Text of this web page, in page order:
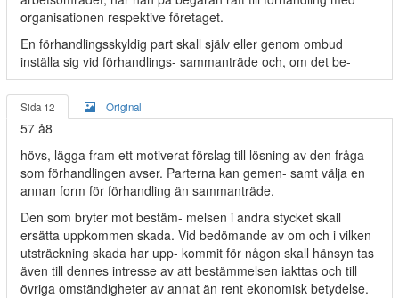
organisationen respektive företaget.
En förhandlingsskyldig part skall själv eller genom ombud
inställa sig vid förhandlings- sammanträde och, om det be-
Sida 12 Original
57 å8
hövs, lägga fram ett motiverat förslag till lösning av den fråga
som förhandlingen avser. Parterna kan gemen- samt välja en
annan form för förhandling än sammanträde.
Den som bryter mot bestäm- melsen i andra stycket skall
ersätta uppkommen skada. Vid bedömande av om och i vilken
utsträckning skada har upp- kommit för någon skall hänsyn tas
även till dennes intresse av att bestämmelsen iakttas och till
övriga omständigheter av annat än rent ekonomisk betydelse.